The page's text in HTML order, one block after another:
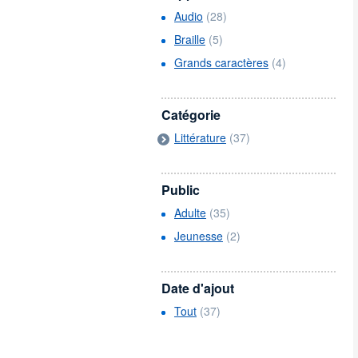
Audio (28)
Braille (5)
Grands caractères (4)
Catégorie
Littérature (37)
Public
Adulte (35)
Jeunesse (2)
Date d'ajout
Tout (37)